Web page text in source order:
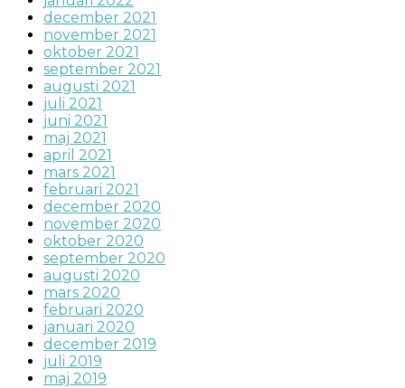
december 2021
november 2021
oktober 2021
september 2021
augusti 2021
juli 2021
juni 2021
maj 2021
april 2021
mars 2021
februari 2021
december 2020
november 2020
oktober 2020
september 2020
augusti 2020
mars 2020
februari 2020
januari 2020
december 2019
juli 2019
maj 2019